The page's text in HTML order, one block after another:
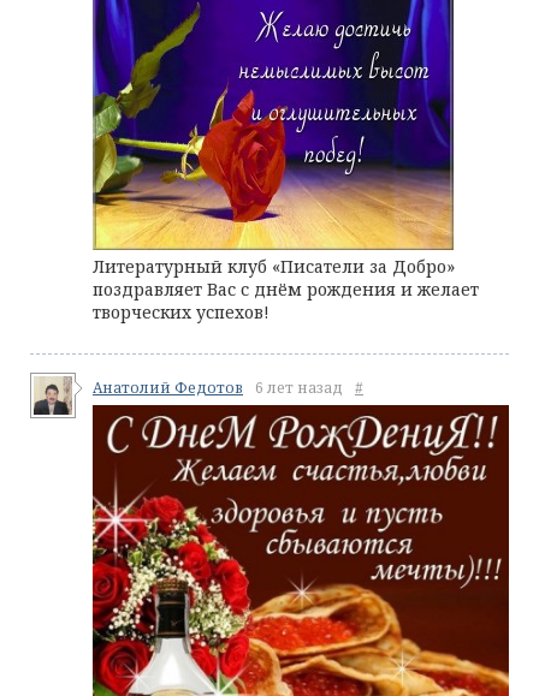
Литературный клуб «Писатели за Добро»
поздравляет Вас с днём рождения и желает
творческих успехов!
Анатолий Федотов 6 лет назад #